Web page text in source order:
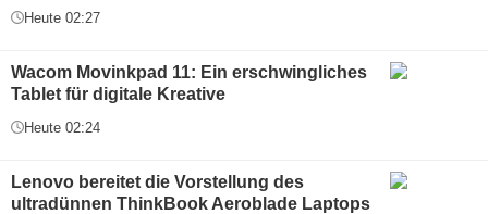
Heute 02:27
Wacom Movinkpad 11: Ein erschwingliches
Tablet für digitale Kreative
Heute 02:24
Lenovo bereitet die Vorstellung des
ultradünnen ThinkBook Aeroblade Laptops